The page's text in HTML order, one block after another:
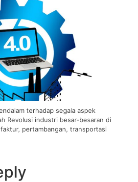
terhadap segala aspek
Revolusi industri besar-besaran di
pertambangan, transportasi